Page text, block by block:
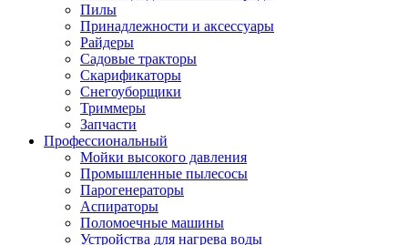
Пилы
Принадлежности и аксессуары
Райдеры
Садовые тракторы
Скарификаторы
Снегоуборщики
Триммеры
Запчасти
Профессиональный
Мойки высокого давления
Промышленные пылесосы
Парогенераторы
Аспираторы
Поломоечные машины
Устройства для нагрева воды